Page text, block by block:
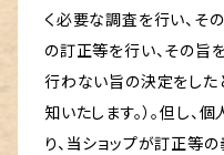
く必要な調査を行い、そ
の訂正等を行い、その旨
行わない旨の決定をした
知いたします。）。但し
り、当ショップが訂正等